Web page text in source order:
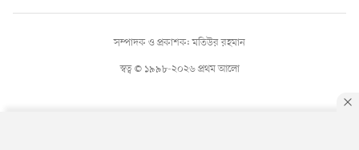
স্বত্ব © ১৯৯৮-২০২৬ প্রথম আলো
সম্পাদক ও প্রকাশক: মতিউর রহমান